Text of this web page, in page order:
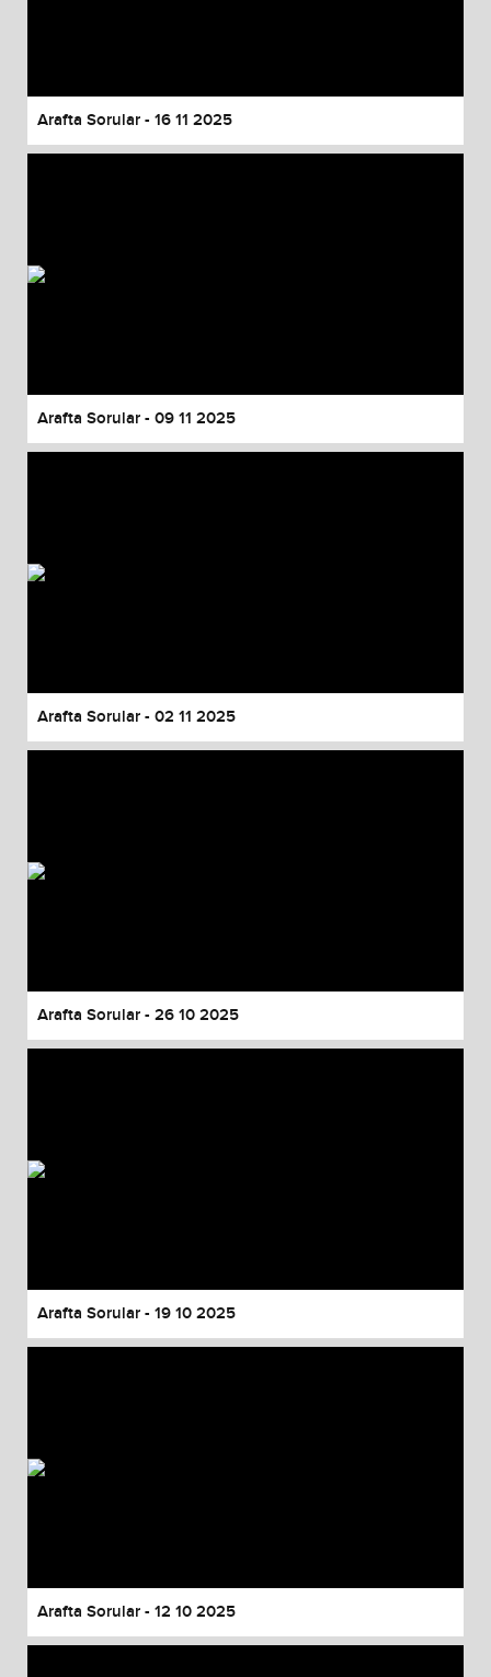
Arafta Sorular - 16 11 2025
Arafta Sorular - 09 11 2025
Arafta Sorular - 02 11 2025
Arafta Sorular - 26 10 2025
Arafta Sorular - 19 10 2025
Arafta Sorular - 12 10 2025